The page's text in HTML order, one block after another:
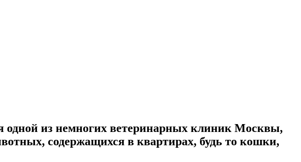
одной из немногих ветеринарных клиник Москвы,
содержащихся в квартирах, будь то кошки,